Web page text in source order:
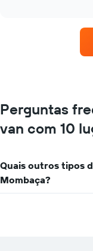
localizações
O
eixo
X
exibindo
Perguntas
van com 10
Quais outros tipos
Mombaça?